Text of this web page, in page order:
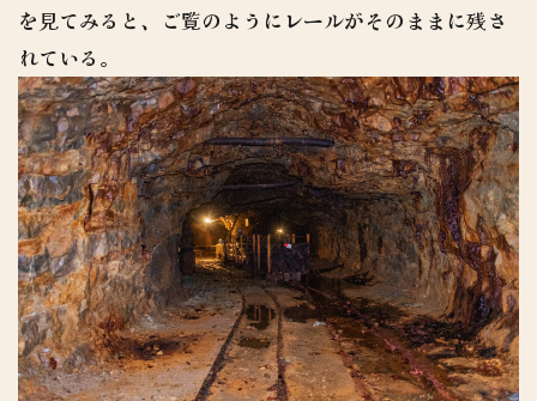
を見てみると、ご覧のようにレールがそのままに残さ
れている。